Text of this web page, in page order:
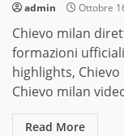
admin Ottobre
Chievo milan
formazioni
highlights,
Chievo milan
Read More